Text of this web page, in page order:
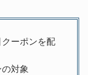
ーポンを配
対象